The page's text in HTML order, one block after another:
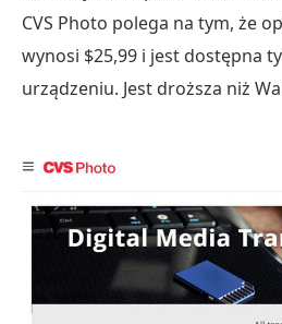
CVS Photo polega na tym, że
wynosi $25,99 i jest dostępna
urządzeniu. Jest droższa niż